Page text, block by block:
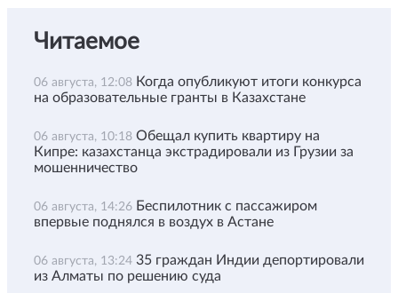
Читаемое
06 августа, 12:08 Когда опубликуют итоги конкурса
на образовательные гранты в Казахстане
06 августа, 10:18 Обещал купить квартиру на
Кипре: казахстанца экстрадировали из Грузии за
мошенничество
06 августа, 14:26 Беспилотник с пассажиром
впервые поднялся в воздух в Астане
06 августа, 13:24 35 граждан Индии депортировали
из Алматы по решению суда